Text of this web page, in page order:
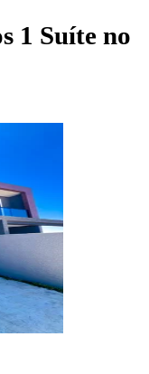
1 Suíte no